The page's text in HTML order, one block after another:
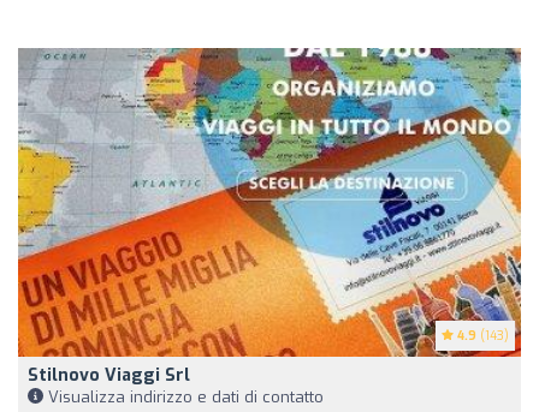
4.9 (143)
Stilnovo Viaggi Srl
Visualizza indirizzo e dati di contatto